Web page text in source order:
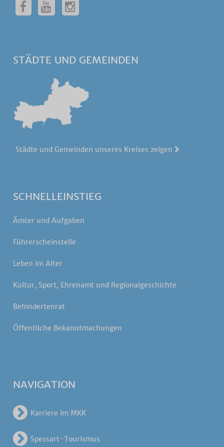
STÄDTE UND GEMEINDEN
Städte und Gemeinden unseres Kreises zeigen
SCHNELLEINSTIEG
Ämter und Aufgaben
Führerscheinstelle
Leben im Alter
Kultur, Sport, Ehrenamt und Regionalgeschichte
Behindertenrat
Öffentliche Bekanntmachungen
NAVIGATION
Karriere im MKK
Spessart-Tourismus